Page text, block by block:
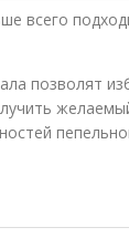
всего
позволят